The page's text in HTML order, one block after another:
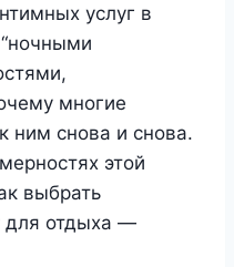
услуг в
многие
ним снова и снова.
этой
выбрать
для отдыха —